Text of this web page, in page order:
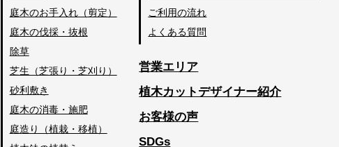
庭木のお手入れ（剪定）
庭木の伐採・抜根
除草
芝生（芝張り・芝刈り）
砂利敷き
庭木の消毒・施肥
庭造り（植栽・移植）
ご利用の流れ
よくある質問
営業エリア
植木カットデザイナー紹介
お客様の声
SDGs